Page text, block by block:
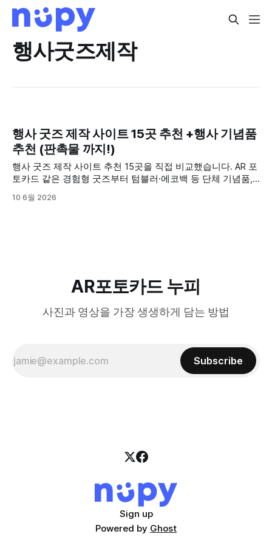
행사굿즈제작
행사 굿즈 제작 사이트 15곳 추천 +행사 기념품
추천 (판촉물 까지!)
행사 굿즈 제작 사이트 추천 15곳을 직접 비교했습니다. AR 포
토카드 같은 경험형 굿즈부터 텀블러·에코백 등 단체 기념품,
드입니다.
10 6월 2026
AR포토카드 누피
사진과 영상을 가장 생생하게 담는 방법
Subscribe
Sign up
Powered by Ghost